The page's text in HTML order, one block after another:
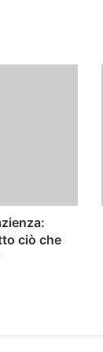
ciò che